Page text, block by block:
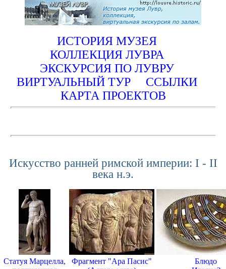
ИСТОРИЯ МУЗЕЯ
КОЛЛЕКЦИЯ ЛУВРА
ЭКСКУРСИЯ ПО ЛУВРУ
ВИРТУАЛЬНЫЙ ТУР
ССЫЛКИ
КАРТА ПРОЕКТОВ
Искусство ранней римской империи: I - II
века н.э.
Статуя Марцелла,
Фрагмент "Ара Пасис"
Блюдо